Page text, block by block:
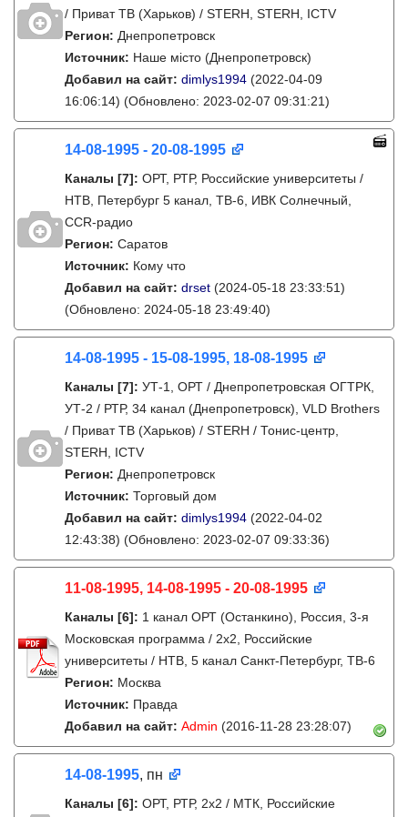
/ Приват ТВ (Харьков) / STERH, STERH, ICTV
Регион: Днепропетровск
Источник: Наше місто (Днепропетровск)
Добавил на сайт: dimlys1994 (2022-04-09
16:06:14) (Обновлено: 2023-02-07 09:31:21)
14-08-1995 - 20-08-1995
Каналы [7]: ОРТ, РТР, Российские университеты /
НТВ, Петербург 5 канал, ТВ-6, ИВК Солнечный,
CCR-радио
Регион: Саратов
Источник: Кому что
Добавил на сайт: drset (2024-05-18 23:33:51)
(Обновлено: 2024-05-18 23:49:40)
14-08-1995 - 15-08-1995, 18-08-1995
Каналы [7]: УТ-1, ОРТ / Днепропетровская ОГТРК,
УТ-2 / РТР, 34 канал (Днепропетровск), VLD Brothers
/ Приват ТВ (Харьков) / STERH / Тонис-центр,
STERH, ICTV
Регион: Днепропетровск
Источник: Торговый дом
Добавил на сайт: dimlys1994 (2022-04-02
12:43:38) (Обновлено: 2023-02-07 09:33:36)
11-08-1995, 14-08-1995 - 20-08-1995
Каналы [6]: 1 канал ОРТ (Останкино), Россия, 3-я
Московская программа / 2x2, Российские
университеты / НТВ, 5 канал Санкт-Петербург, ТВ-6
Регион: Москва
Источник: Правда
Добавил на сайт: Admin (2016-11-28 23:28:07)
14-08-1995, пн
Каналы [6]: ОРТ, РТР, 2х2 / МТК, Российские